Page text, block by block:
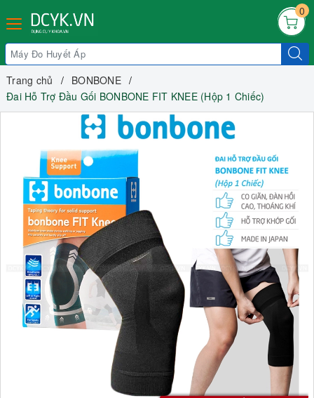
0
Trang chủ
BONBONE
Đai Hỗ Trợ Đầu Gối BONBONE FIT KNEE (Hộp 1 Chiếc)